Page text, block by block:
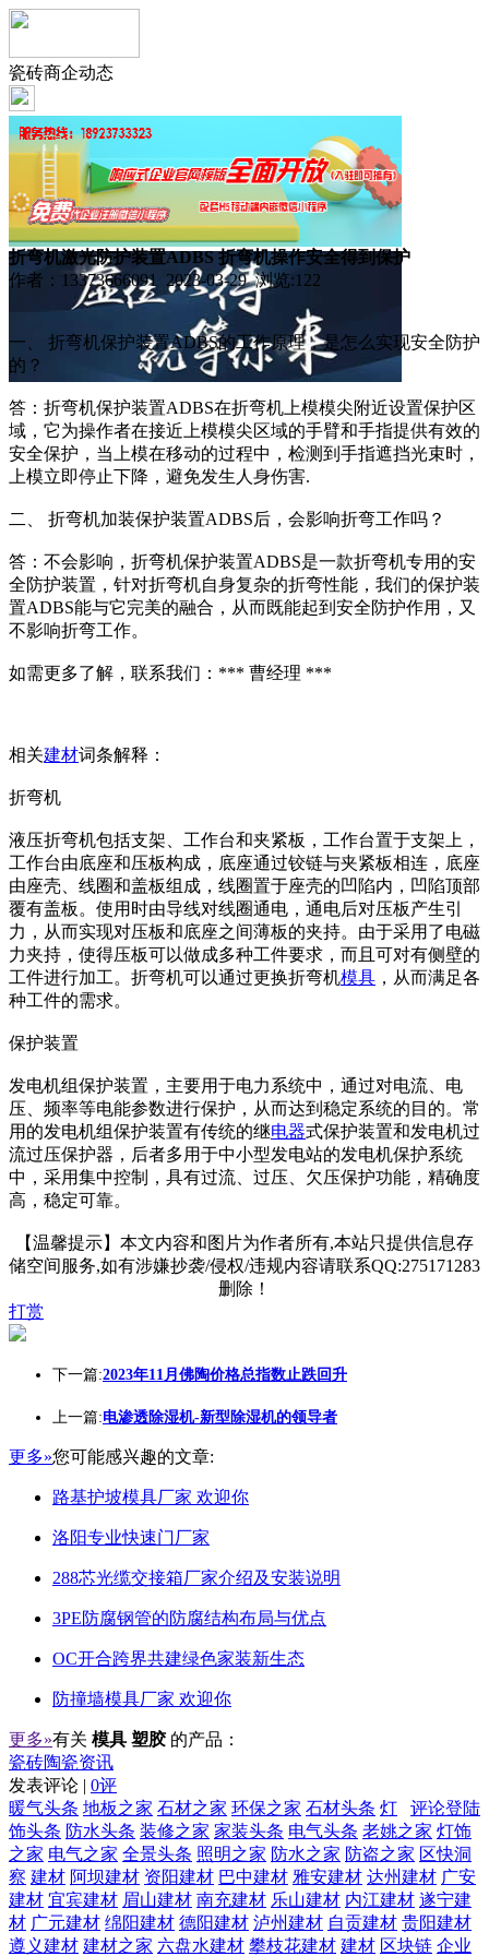
瓷砖商企动态
折弯机激光防护装置ADBS 折弯机操作安全得到保护
作者：13373666091 2023-03-29 浏览:122
一、 折弯机保护装置ADBS的工作原理，是怎么实现安全防护
的？
答：折弯机保护装置ADBS在折弯机上模模尖附近设置保护区
域，它为操作者在接近上模模尖区域的手臂和手指提供有效的
安全保护，当上模在移动的过程中，检测到手指遮挡光束时，
上模立即停止下降，避免发生人身伤害.
二、 折弯机加装保护装置ADBS后，会影响折弯工作吗？
答：不会影响，折弯机保护装置ADBS是一款折弯机专用的安
全防护装置，针对折弯机自身复杂的折弯性能，我们的保护装
置ADBS能与它完美的融合，从而既能起到安全防护作用，又
不影响折弯工作。
如需更多了解，联系我们：*** 曹经理 ***
相关建材词条解释：
折弯机
液压折弯机包括支架、工作台和夹紧板，工作台置于支架上，
工作台由底座和压板构成，底座通过铰链与夹紧板相连，底座
由座壳、线圈和盖板组成，线圈置于座壳的凹陷内，凹陷顶部
覆有盖板。使用时由导线对线圈通电，通电后对压板产生引
力，从而实现对压板和底座之间薄板的夹持。由于采用了电磁
力夹持，使得压板可以做成多种工件要求，而且可对有侧壁的
工件进行加工。折弯机可以通过更换折弯机模具 ，从而满足各
种工件的需求。
保护装置
发电机组保护装置，主要用于电力系统中，通过对电流、电
压、频率等电能参数进行保护，从而达到稳定系统的目的。常
用的发电机组保护装置有传统的继电器式保护装置和发电机过
流过压保护器，后者多用于中小型发电站的发电机保护系统
中，采用集中控制，具有过流、过压、欠压保护功能，精确度
高，稳定可靠。
【温馨提示】本文内容和图片为作者所有,本站只提供信息存
储空间服务,如有涉嫌抄袭/侵权/违规内容请联系QQ:275171283
删除！
打赏
下一篇:2023年11月佛陶价格总指数止跌回升
上一篇:电渗透除湿机-新型除湿机的领导者
更多»您可能感兴趣的文章:
路基护坡模具厂家 欢迎你
洛阳专业快速门厂家
288芯光缆交接箱厂家介绍及安装说明
3PE防腐钢管的防腐结构布局与优点
OC开合跨界共建绿色家装新生态
防撞墙模具厂家 欢迎你
更多»有关 模具 塑胶 的产品：
瓷砖陶瓷资讯
发表评论 | 0评
评论登陆
暖气头条 地板之家 石材之家 环保之家 石材头条 灯
饰头条 防水头条 装修之家 家装头条 电气头条 老姚之家 灯饰
之家 电气之家 全景头条 照明之家 防水之家 防盗之家 区快洞
察 建材 阿坝建材 资阳建材 巴中建材 雅安建材 达州建材 广安
建材 宜宾建材 眉山建材 南充建材 乐山建材 内江建材 遂宁建
材 广元建材 绵阳建材 德阳建材 泸州建材 自贡建材 贵阳建材
遵义建材 建材之家 六盘水建材 攀枝花建材 建材 区块链 企业